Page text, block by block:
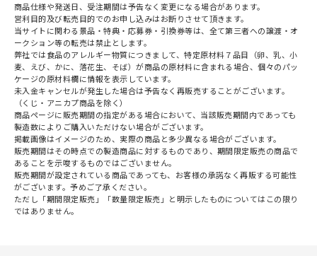
商品仕様や発送日、受注期間は予告なく変更になる場合があります。
営利目的及び転売目的でのお申し込みはお断りさせて頂きます。
当サイトに関わる景品・特典・応募券・引換券等は、全て第三者への譲渡・オ
ークション等の転売は禁止とします。
弊社では食品のアレルギー物質につきまして、特定原材料７品目（卵、乳、小
麦、えび、かに、落花生、そば）が商品の原材料に含まれる場合、個々のパッ
ケージの原材料欄に情報を表示しています。
未入金キャンセルが発生した場合は予告なく再販売することがございます。
（くじ・アニカプ商品を除く）
商品ページに販売期間の指定がある場合において、当該販売期間内であっても
製造数によりご購入いただけない場合がございます。
掲載画像はイメージのため、実際の商品と多少異なる場合がございます。
販売期間はその時点での製造商品に対するものであり、期間限定販売の商品で
あることを示唆するものではございません。
販売期間が設定されている商品であっても、お客様の承諾なく再販する可能性
がございます。予めご了承ください。
ただし「期間限定販売」「数量限定販売」と明示したものについてはこの限り
ではありません。